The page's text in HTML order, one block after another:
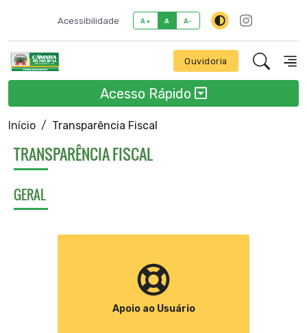
Acessibilidade A+ A A-
Ouvidoria
Acesso Rápido
Início Transparência Fiscal
TRANSPARÊNCIA FISCAL
GERAL
Apoio ao Usuário